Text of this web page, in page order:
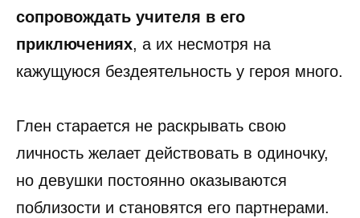
сопровождать учителя в его
приключениях, а их несмотря на
кажущуюся бездеятельность у героя много.
Глен старается не раскрывать свою
личность желает действовать в одиночку,
но девушки постоянно оказываются
поблизости и становятся его партнерами.